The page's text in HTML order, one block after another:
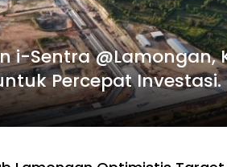
i-Sentra @Lamongan,
Percepat Investasi.